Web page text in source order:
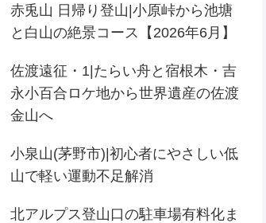
赤兎山 日帰り登山|小原峠から池塘
と白山の絶景コース【2026年6月】
佐渡遠征・1|たらい舟と宿根木・吉
永小百合ロケ地から世界遺産の佐渡
金山へ
小泉山(茅野市)|初心者にやさしい低
山で軽い運動不足解消
北アルプス登山口の駐車場有料化ま